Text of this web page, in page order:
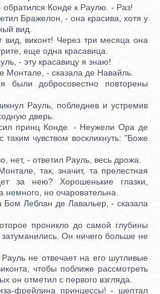
Конде к Раулю. - Раз!
Бражелон, - она красива, хотя у
вид.
виконт! Через три месяца она
еще одна красавица.
- эту красавицу я знаю!
- сказала де Навайль.
добросовестно повторены
Рауль, побледнев и устремив
дверь.
принц Конде. - Неужели Ора де
таким чувством воскликнуть: "Боже
- ответил Рауль, весь дрожа.
так, значит, та прелестная
за нею? Хорошенькие глазки,
но очаровательна.
Леблан де Лавальер, - сказала
проникло до самой глубины
Он ничего больше не
не отвечает на его шутливые
чтобы поближе рассмотреть
он отметил с первого взгляда.
фрейлина принцессы! - шептал